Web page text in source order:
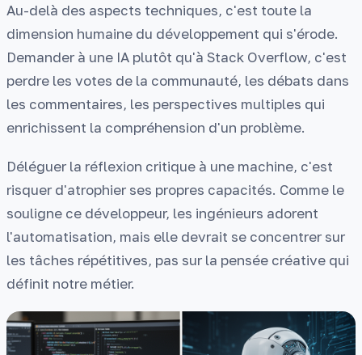
Au-delà des aspects techniques, c'est toute la
dimension humaine du développement qui s'érode.
Demander à une IA plutôt qu'à Stack Overflow, c'est
perdre les votes de la communauté, les débats dans
les commentaires, les perspectives multiples qui
enrichissent la compréhension d'un problème.
Déléguer la réflexion critique à une machine, c'est
risquer d'atrophier ses propres capacités. Comme le
souligne ce développeur, les ingénieurs adorent
l'automatisation, mais elle devrait se concentrer sur
les tâches répétitives, pas sur la pensée créative qui
définit notre métier.